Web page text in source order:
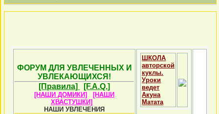
ФОРУМ ДЛЯ УВЛЕЧЕННЫХ И
УВЛЕКАЮЩИХСЯ!
[Правила]
[F.A.Q.]
[НАШИ ДОМИКИ]
[НАШИ
ХВАСТУШКИ]
НАШИ УВЛЕЧЕНИЯ
ШКОЛА
авторской
куклы.
Уроки
ведет
Акуна
Матата